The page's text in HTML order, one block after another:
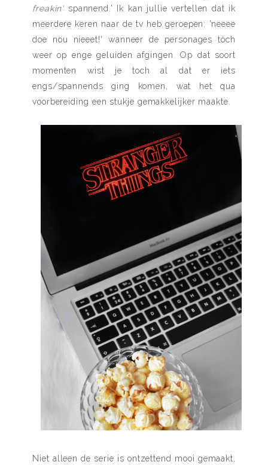
freakin' spannend.' Ik kan jullie vertellen dat ik
meerdere keren naar de tv heb geroepen: 'neeee
doe nou nieeet!' wanneer de personages tòch
weer op enge geluiden afgingen. Op dat soort
momenten wist je toch al dat er iets
engs/spannends ging komen, wat het qua
voorbereiding een stukje gemakkelijker maakte.
Niet alleen de serie is ontzettend mooi gemaakt,